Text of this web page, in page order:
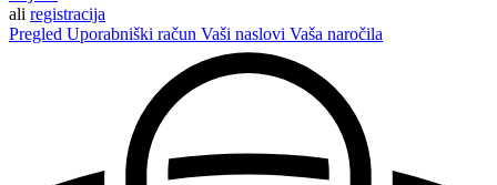
ali registracija
Pregled Uporabniški račun Vaši naslovi Vaša naročila